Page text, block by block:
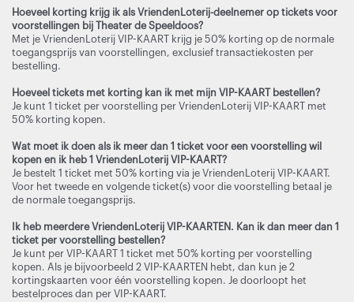
Hoeveel korting krijg ik als VriendenLoterij-deelnemer op tickets voor
voorstellingen bij Theater de Speeldoos?
Met je VriendenLoterij VIP-KAART krijg je 50% korting op de normale
toegangsprijs van voorstellingen, exclusief transactiekosten per
bestelling.
Hoeveel tickets met korting kan ik met mijn VIP-KAART bestellen?
Je kunt 1 ticket per voorstelling per VriendenLoterij VIP-KAART met
50% korting kopen.
Wat moet ik doen als ik meer dan 1 ticket voor een voorstelling wil
kopen en ik heb 1 VriendenLoterij VIP-KAART?
Je bestelt 1 ticket met 50% korting via je VriendenLoterij VIP-KAART.
Voor het tweede en volgende ticket(s) voor die voorstelling betaal je
de normale toegangsprijs.
Ik heb meerdere VriendenLoterij VIP-KAARTEN. Kan ik dan meer dan 1
ticket per voorstelling bestellen?
Je kunt per VIP-KAART 1 ticket met 50% korting per voorstelling
kopen. Als je bijvoorbeeld 2 VIP-KAARTEN hebt, dan kun je 2
kortingskaarten voor één voorstelling kopen. Je doorloopt het
bestelproces dan per VIP-KAART.